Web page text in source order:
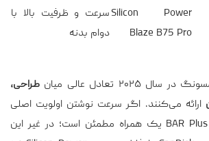
Silicon Power
Blaze B75 Pro
سرعت و ظرفیت بالا با
دوام بدنه
تعادل عالی میان
طراحی،
ارائه می‌کنند. اگر سرعت نوشتن اولویت اصلی
شما نیست، BAR Plus 128 GB یک همراه مطمئن است؛ در غیر این